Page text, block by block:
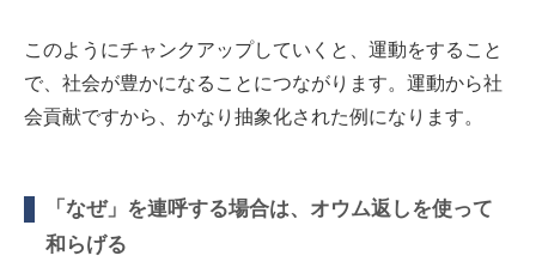
このようにチャンクアップしていくと、運動をすること
で、社会が豊かになることにつながります。運動から社
会貢献ですから、かなり抽象化された例になります。
「なぜ」を連呼する場合は、オウム返しを使って
和らげる